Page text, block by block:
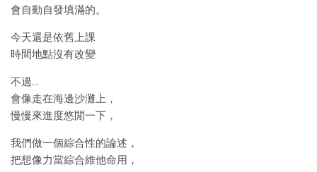
會自動自發填滿的。
今天還是依舊上課
時間地點沒有改變
不過…
會像走在海邊沙灘上，
慢慢來進度悠閒一下，
我們做一個綜合性的論述，
把想像力當綜合維他命用，